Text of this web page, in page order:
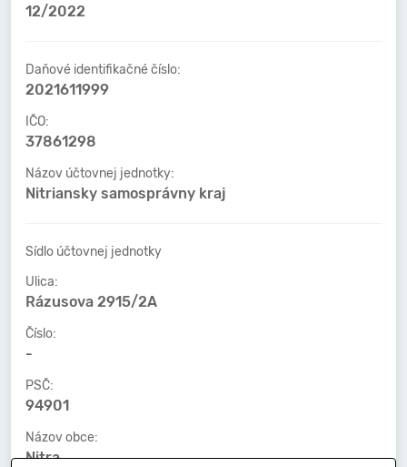
12/2022
Daňové identifikačné číslo:
2021611999
IČO:
37861298
Názov účtovnej jednotky:
Nitriansky samosprávny kraj
Sídlo účtovnej jednotky
Ulica:
Rázusova 2915/2A
Číslo:
-
PSČ:
94901
Názov obce:
Nitra